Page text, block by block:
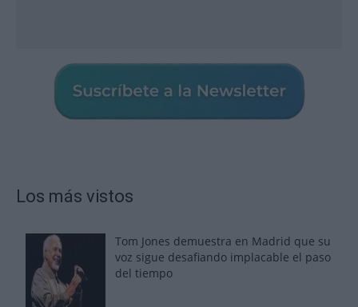
Los más vistos
Tom Jones demuestra en Madrid que su
voz sigue desafiando implacable el paso
del tiempo